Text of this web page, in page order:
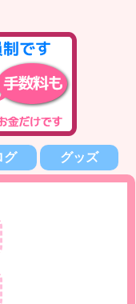
グ グッズ